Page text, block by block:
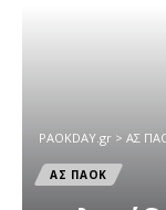
PAOKDAY.gr > ΑΣ
ΑΣ ΠΑΟΚ